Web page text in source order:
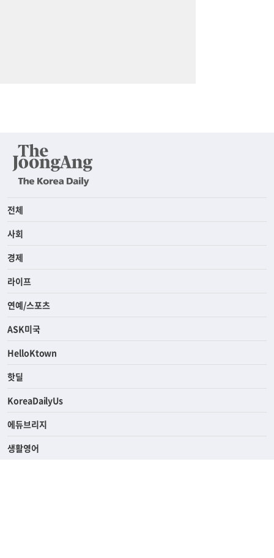
전체
사회
경제
라이프
연예/스포츠
ASK미국
HelloKtown
핫딜
KoreaDailyUs
에듀브리지
생활영어